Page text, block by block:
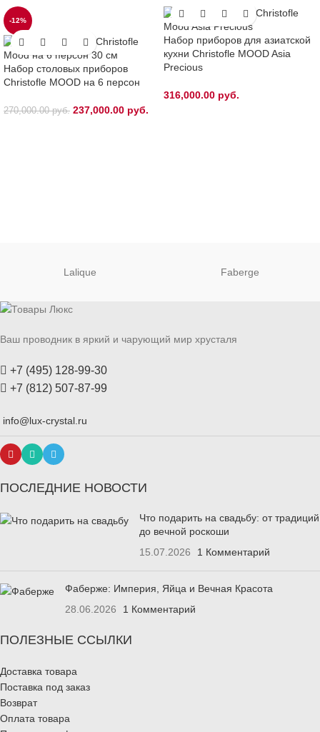
-12%
Набор столовых приборов
Christofle MOOD на 6 персон
270,000.00руб. 237,000.00 руб.
Набор приборов для азиатской
кухни Christofle MOOD Asia
Precious
316,000.00 руб.
Lalique Faberge
Ваш проводник в яркий и чарующий мир хрусталя
+7 (495) 128-99-30
+7 (812) 507-87-99
info@lux-crystal.ru
ПОСЛЕДНИЕ НОВОСТИ
Что подарить на свадьбу: от традиций
до вечной роскоши
15.07.2026
1 Комментарий
Фаберже: Империя, Яйца и Вечная Красота
28.06.2026
1 Комментарий
ПОЛЕЗНЫЕ ССЫЛКИ
Доставка товара
Поставка под заказ
Возврат
Оплата товара